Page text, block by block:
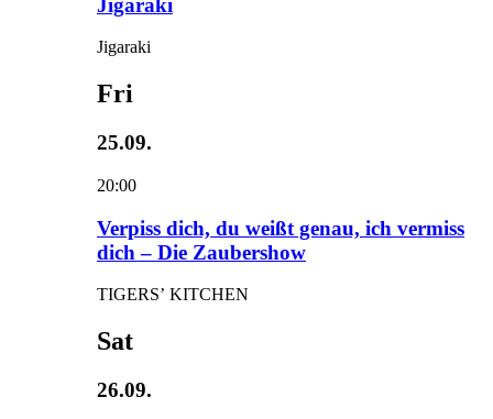
Jigaraki
Fri
25.09.
20:00
Verpiss dich, du weißt genau, ich vermiss
dich – Die Zaubershow
TIGERS’ KITCHEN
Sat
26.09.